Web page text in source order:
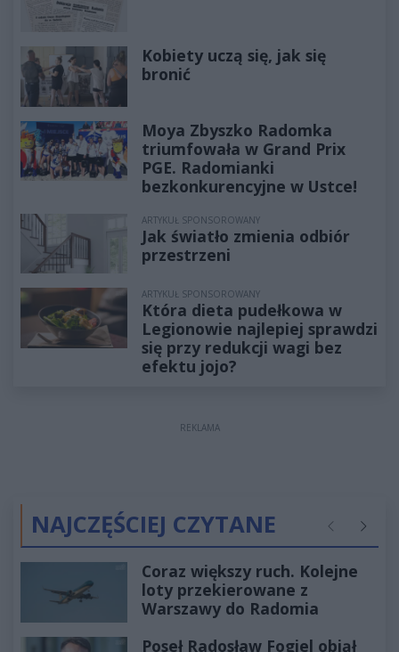
Kobiety uczą się, jak się
bronić
Moya Zbyszko Radomka
triumfowała w Grand Prix
PGE. Radomianki
bezkonkurencyjne w Ustce!
ARTYKUŁ SPONSOROWANY
Jak światło zmienia odbiór
przestrzeni
ARTYKUŁ SPONSOROWANY
Która dieta pudełkowa w
Legionowie najlepiej sprawdzi
się przy redukcji wagi bez
efektu jojo?
REKLAMA
NAJCZĘŚCIEJ CZYTANE Poprzednie
Coraz większy ruch. Kolejne
loty przekierowane z
Warszawy do Radomia
Poseł Radosław Fogiel objął